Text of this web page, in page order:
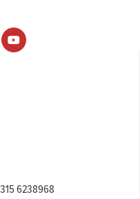
6238968